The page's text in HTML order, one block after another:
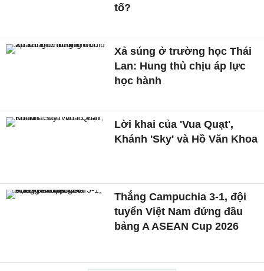
tố?
Xả súng ở trường học Thái
Lan: Hung thủ chịu áp lực
học hành
Lời khai của 'Vua Quạt',
Khánh 'Sky' và Hồ Văn Khoa
Thắng Campuchia 3-1, đội
tuyển Việt Nam đứng đầu
bảng A ASEAN Cup 2026